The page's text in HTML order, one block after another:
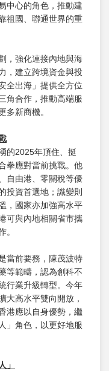
中心的角色，推動建
祖國、聯通世界的重
，強化連接內地與海
，建立跨境資金與投
全出海」提供全方位
角合作，推動高端服
多新商機。
的2025年頂住、挺
拳應對當前挑戰。他
自由港、零關稅等優
投資首選地；識變則
，國家亦加強高水平
可與內地相關省市攜
。
當前要務，陳茂波特
等範疇，認為創科不
行業升級轉型。今年
大高水平雙向開放，
港應以自身優勢，繼
」角色，以更好地服
」